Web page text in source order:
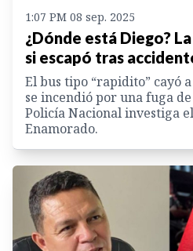
1:07 PM 08 sep. 2025
¿Dónde está Diego?
si escapó tras
El bus tipo “rapidito” cayó
se incendió por una fuga
Policía Nacional investiga
Enamorado.